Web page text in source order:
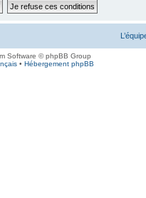
Software © phpBB Group
• Hébergement phpBB